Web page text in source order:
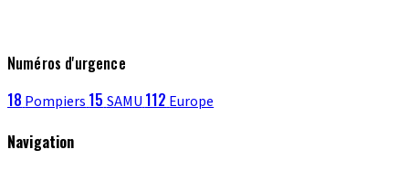
Numéros d'urgence
18 Pompiers 15 SAMU 112 Europe
Navigation